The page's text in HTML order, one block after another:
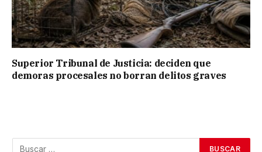
Superior Tribunal de Justicia: deciden que
demoras procesales no borran delitos graves